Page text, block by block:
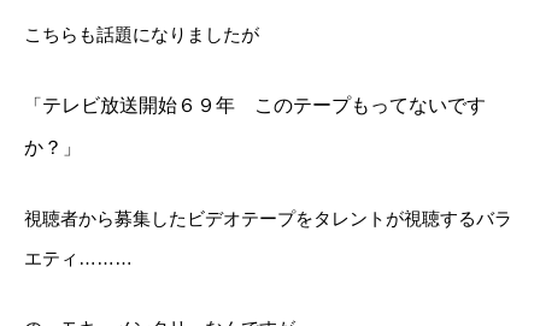
こちらも話題になりましたが
「テレビ放送開始６９年 このテープもってないです
か？ 」
視聴者から募集したビデオテープをタレントが視聴するバラ
エティ………